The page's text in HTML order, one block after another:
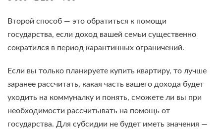
Второй способ — это обратиться к помощи
государства, если доход вашей семьи существенно
сократился в период карантинных ограничений.
Если вы только планируете купить квартиру, то лучше
заранее рассчитать, какая часть вашего дохода будет
уходить на коммуналку и понять, сможете ли вы при
необходимости рассчитывать на помощь от
государства. Для субсидии не будет иметь значения —